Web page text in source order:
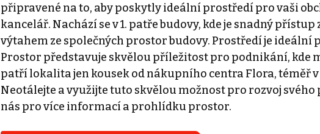
připravené na to, aby poskytly ideální prostředí pro vaši
kancelář. Nachází se v 1. patře budovy, kde je snadný přístup
výtahem ze společných prostor budovy. Prostředí je ideální
Prostor představuje skvělou příležitost pro podnikání, kde
patří lokalita jen kousek od nákupního centra Flora, téměř
Neotálejte a využijte tuto skvělou možnost pro rozvoj
nás pro více informací a prohlídku prostor.